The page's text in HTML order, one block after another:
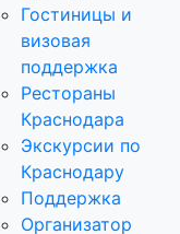
Гостиницы и
визовая
поддержка
Рестораны
Краснодара
Экскурсии по
Краснодару
Поддержка
Организатор